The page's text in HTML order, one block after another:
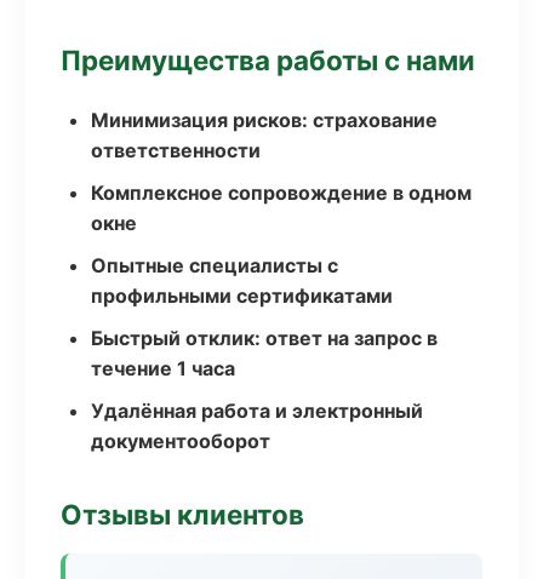
Преимущества работы с нами
Минимизация рисков: страхование
ответственности
Комплексное сопровождение в одном
окне
Опытные специалисты с
профильными сертификатами
Быстрый отклик: ответ на запрос в
течение 1 часа
Удалённая работа и электронный
документооборот
Отзывы клиентов